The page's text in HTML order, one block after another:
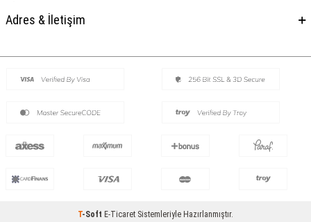
Adres & İletişim
T-Soft E-Ticaret Sistemleriyle Hazırlanmıştır.